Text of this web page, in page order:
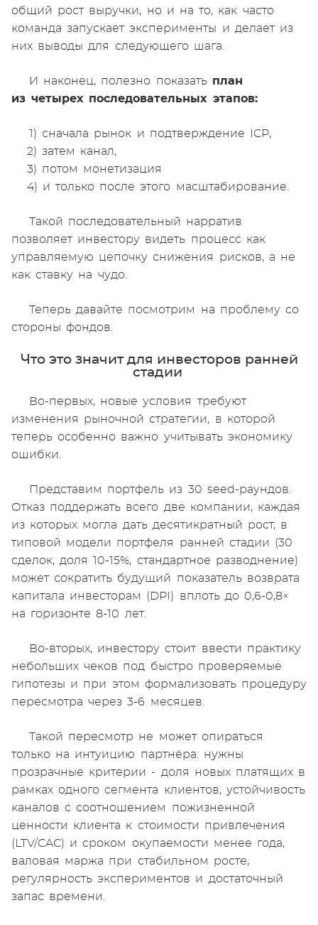
общий рост выручки, но и на то, как часто
команда запускает эксперименты и делает из
них выводы для следующего шага.
И наконец, полезно показать план
из четырех последовательных этапов:
1) сначала рынок и подтверждение ICP,
2) затем канал,
3) потом монетизация
4) и только после этого масштабирование.
Такой последовательный нарратив
позволяет инвестору видеть процесс как
управляемую цепочку снижения рисков, а не
как ставку на чудо.
Теперь давайте посмотрим на проблему со
стороны фондов.
Что это значит для инвесторов ранней
стадии
Во-первых, новые условия требуют
изменения рыночной стратегии, в которой
теперь особенно важно учитывать экономику
ошибки.
Представим портфель из 30 seed-раундов.
Отказ поддержать всего две компании, каждая
из которых могла дать десятикратный рост, в
типовой модели портфеля ранней стадии (30
сделок, доля 10-15%, стандартное разводнение)
может сократить будущий показатель возврата
капитала инвесторам (DPI) вплоть до 0,6-0,8×
на горизонте 8-10 лет.
Во-вторых, инвестору стоит ввести практику
небольших чеков под быстро проверяемые
гипотезы и при этом формализовать процедуру
пересмотра через 3-6 месяцев.
Такой пересмотр не может опираться
только на интуицию партнёра: нужны
прозрачные критерии - доля новых платящих в
рамках одного сегмента клиентов, устойчивость
каналов с соотношением пожизненной
ценности клиента к стоимости привлечения
(LTV/CAC) и сроком окупаемости менее года,
валовая маржа при стабильном росте,
регулярность экспериментов и достаточный
запас времени.